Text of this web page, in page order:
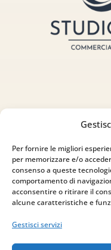
Per fornire le migliori
per memorizzare e/o
consenso a queste
comportamento di
acconsentire o ritirare il
alcune caratteristiche e
Gestisci servizi
Indirizzo
via
83030
Email